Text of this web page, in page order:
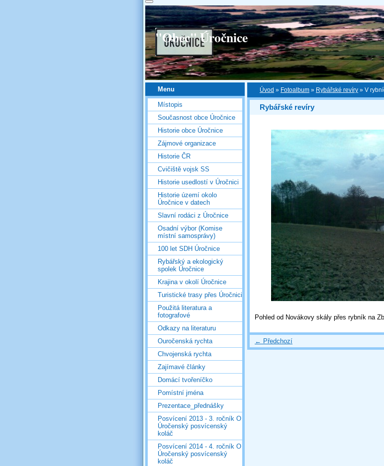
"Obec" Úročnice
Úvod » Fotoalbum » Rybářské revíry » V
Rybářské revíry
Pohled od Novákovy skály přes rybník na
← Předchozí
Menu
Místopis
Současnost obce Úročnice
Historie obce Úročnice
Zájmové organizace
Historie ČR
Cvičiště vojsk SS
Historie usedlostí v Úročnici
Historie území okolo
Úročnice v datech
Slavní rodáci z Úročnice
Osadní výbor (Komise
místní samosprávy)
100 let SDH Úročnice
Rybářský a ekologický
spolek Úročnice
Krajina v okolí Úročnice
Turistické trasy přes Úročnici
Použitá literatura a
fotografové
Odkazy na literaturu
Ouročenská rychta
Chvojenská rychta
Zajímavé články
Domácí tvořeníčko
Pomístní jména
Prezentace_přednášky
Posvícení 2013 - 3. ročník O
Úročenský posvícenský
koláč
Posvícení 2014 - 4. ročník O
Úročenský posvícenský
koláč